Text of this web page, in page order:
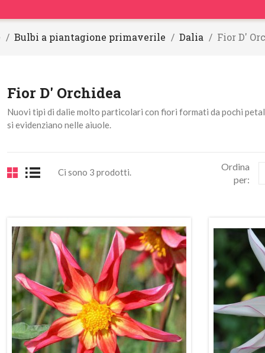
Bulbi a piantagione primaverile Dalia Fior D'
Fior D' Orchidea
Nuovi tipi di dalie molto particolari con fiori formati da pochi
si evidenziano nelle aiuole.
Ci sono 3 prodotti.
Ordina
per: